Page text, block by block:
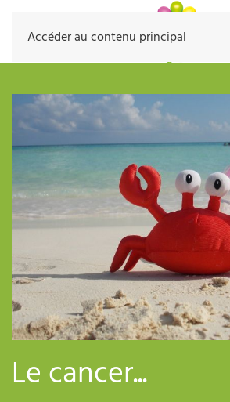
Accéder au contenu principal
Le cancer...